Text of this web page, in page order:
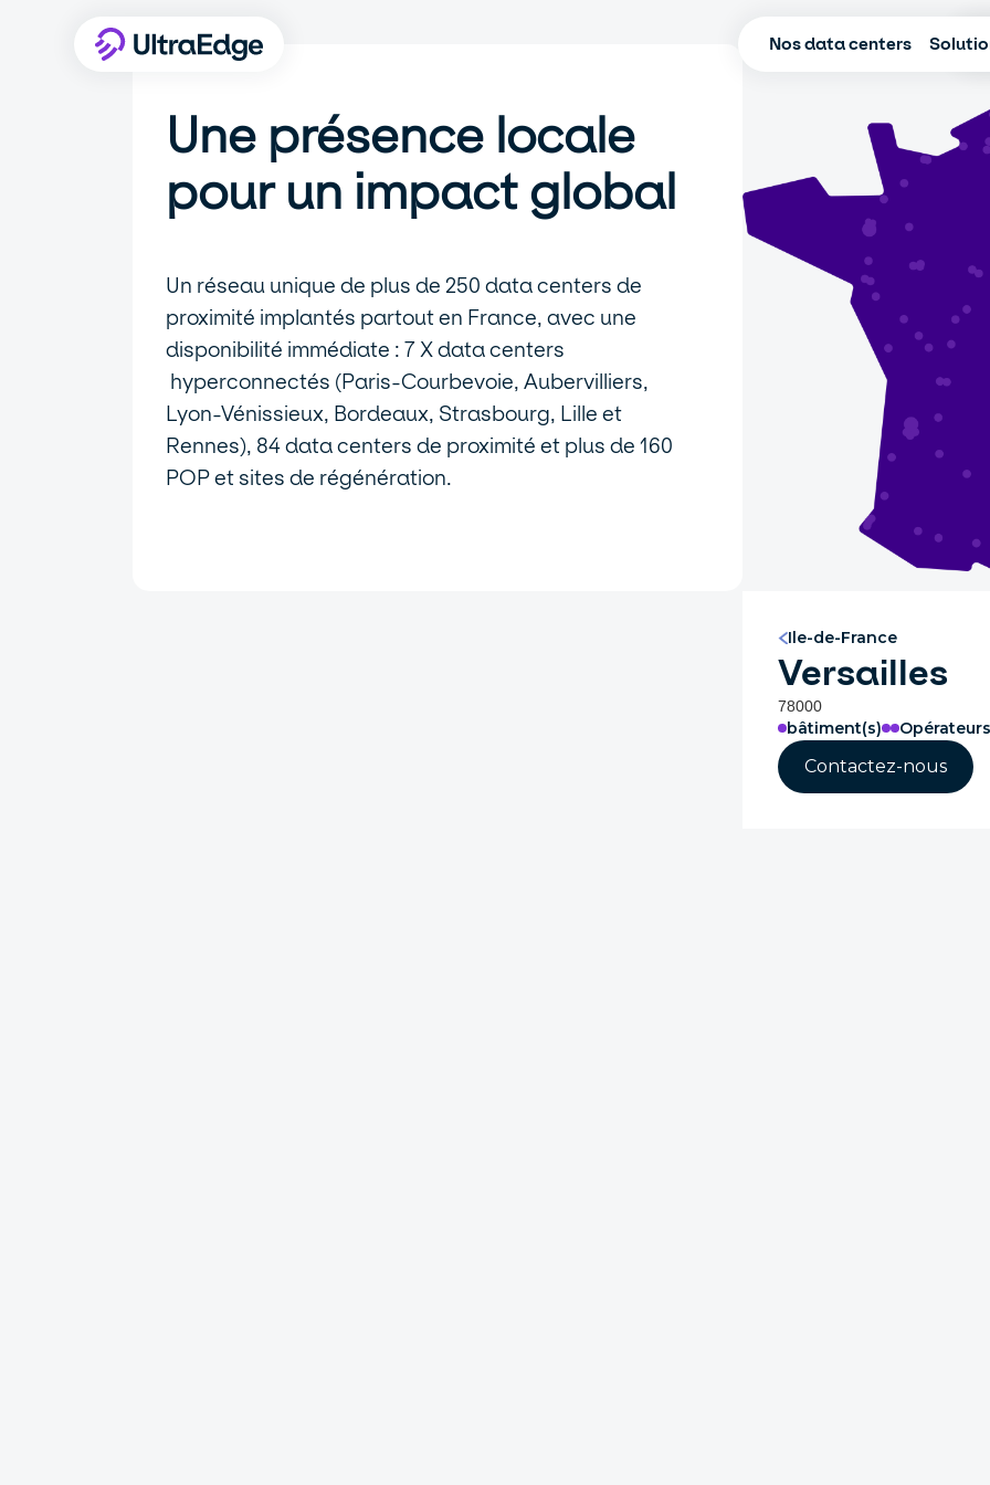
Nos data centers
Une présence locale
pour un impact global
Un réseau unique de plus de 250 data centers de
proximité implantés partout en France, avec une
disponibilité immédiate : 7 X data centers
hyperconnectés (Paris-Courbevoie, Aubervilliers,
Lyon-Vénissieux, Bordeaux, Strasbourg, Lille et
Rennes), 84 data centers de proximité et plus de 160
POP et sites de régénération.
Ile-de-France
Versailles
78000
bâtiment(s) Opérateurs
Contactez-nous